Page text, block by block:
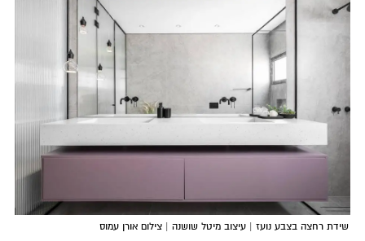
שידת רחצה בצבע נועז | עיצוב מיטל שושנה | צילום אורן עמוס